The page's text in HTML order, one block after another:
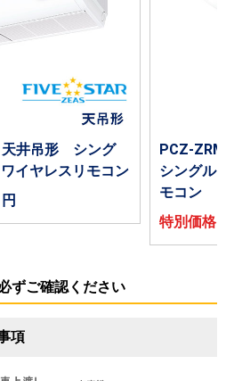
井吊形 シング
ヤレスリモコン
円
PCZ-
シング
モコン
特別価
ずご確認ください
項